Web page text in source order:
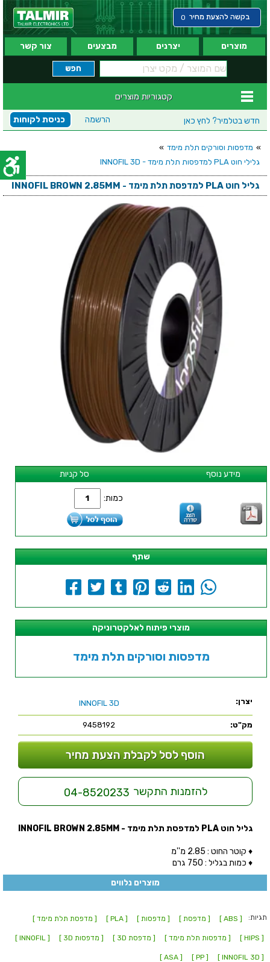
בקשה להצעת מחיר 0
מוצרים יצרנים מבצעים צור קשר
קטגוריות מוצרים
חדש בטלמיר? לחץ כאן כניסת לקוחות הרשמה
» מדפסות וסורקים תלת מימד »
גלילי חוט PLA למדפסות תלת מימד - INNOFIL 3D
גליל חוט PLA למדפסת תלת מימד - INNOFIL BROWN 2.85MM
סל קניות מידע נוסף
כמות:
שתף
מוצרי פיתוח לאלקטרוניקה
מדפסות וסורקים תלת מימד
יצרן: INNOFIL 3D
מק"ט: 9458192
הוסף לסל לקבלת הצעת מחיר
להזמנות התקשר 04-8520233
גליל חוט PLA למדפסת תלת מימד - INNOFIL BROWN 2.85MM
♦ קוטר החוט : 2.85 מ''מ
♦ כמות בגליל : 750 גרם
מוצרים נלווים
תגיות: [ ABS ] [ מדפסת ] [ מדפסות ] [ PLA ] [ מדפסת תלת מימד ]
[ HIPS ] [ מדפסות תלת מימד ] [ מדפסת 3D ] [ מדפסות 3D ] [ INNOFIL ]
[ INNOFIL 3D ]
[ PP ]
[ ASA ]